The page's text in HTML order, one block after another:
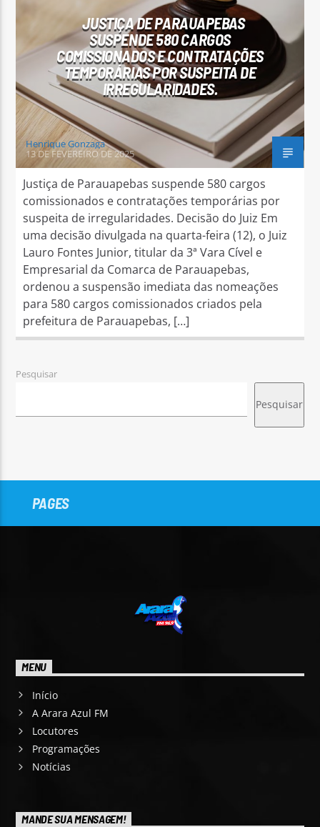
Arara Azul FM
JUSTIÇA DE PARAUAPEBAS
SUSPENDE 580 CARGOS
COMISSIONADOS E CONTRATAÇÕES
TEMPORÁRIAS POR SUSPEITA DE
IRREGULARIDADES.
Henrique Gonzaga
13 DE FEVEREIRO DE 2025
Justiça de Parauapebas suspende 580 cargos
comissionados e contratações temporárias por
suspeita de irregularidades. Decisão do Juiz Em
uma decisão divulgada na quarta-feira (12), o Juiz
Lauro Fontes Junior, titular da 3ª Vara Cível e
Empresarial da Comarca de Parauapebas,
ordenou a suspensão imediata das nomeações
para 580 cargos comissionados criados pela
prefeitura de Parauapebas, […]
Pesquisar
Pesquisar
PAGES
MENU
Início
A Arara Azul FM
Locutores
Programações
Notícias
MANDE SUA MENSAGEM!